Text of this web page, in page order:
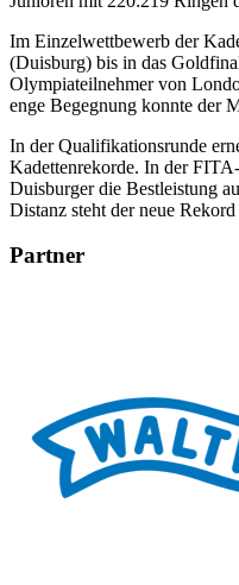
Im Einzelwettbewerb der
(Duisburg) bis in das
Olympiateilnehmer von
enge Begegnung konnte der
In der Qualifikationsrunde
Kadettenrekorde. In der
Duisburger die Bestleistung
Distanz steht der neue
Partner